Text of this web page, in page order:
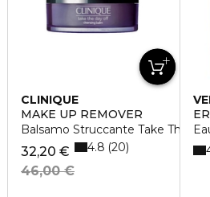
CLINIQUE
MAKE UP REMOVER
Balsamo Struccante Take The
32,20 €
46,00 €
4.8 20